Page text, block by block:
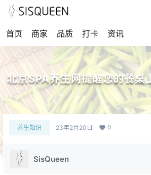
首页 商家 品质 打卡 资讯
北京SPA养生网提醒您的餐桌
养生知识 23年2月20日 0
SisQueen